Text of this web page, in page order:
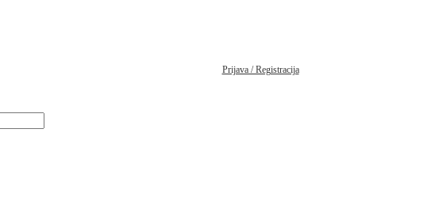
Prijava / Registracija